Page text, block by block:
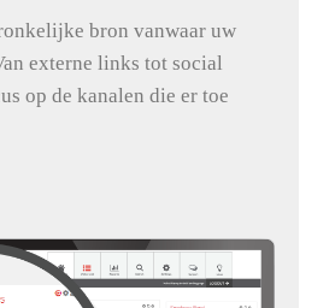
bron vanwaar uw
externe links tot social
op de kanalen die er toe